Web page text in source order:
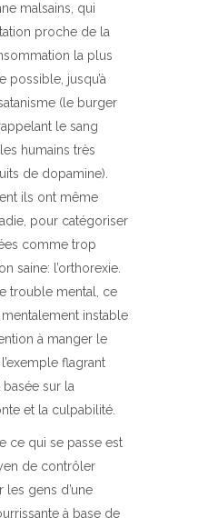
malsains, qui
proche de la
la plus
possible, jusqu’à
(le burger
le sang
humains très
de dopamine).
ils ont même
pour catégoriser
comme trop
saine: l’orthorexie.
trouble mental, ce
mentalement instable
à manger le
flagrant
basée sur la
et la culpabilité.
ce qui se passe est
de contrôler
les gens d’une
à base de